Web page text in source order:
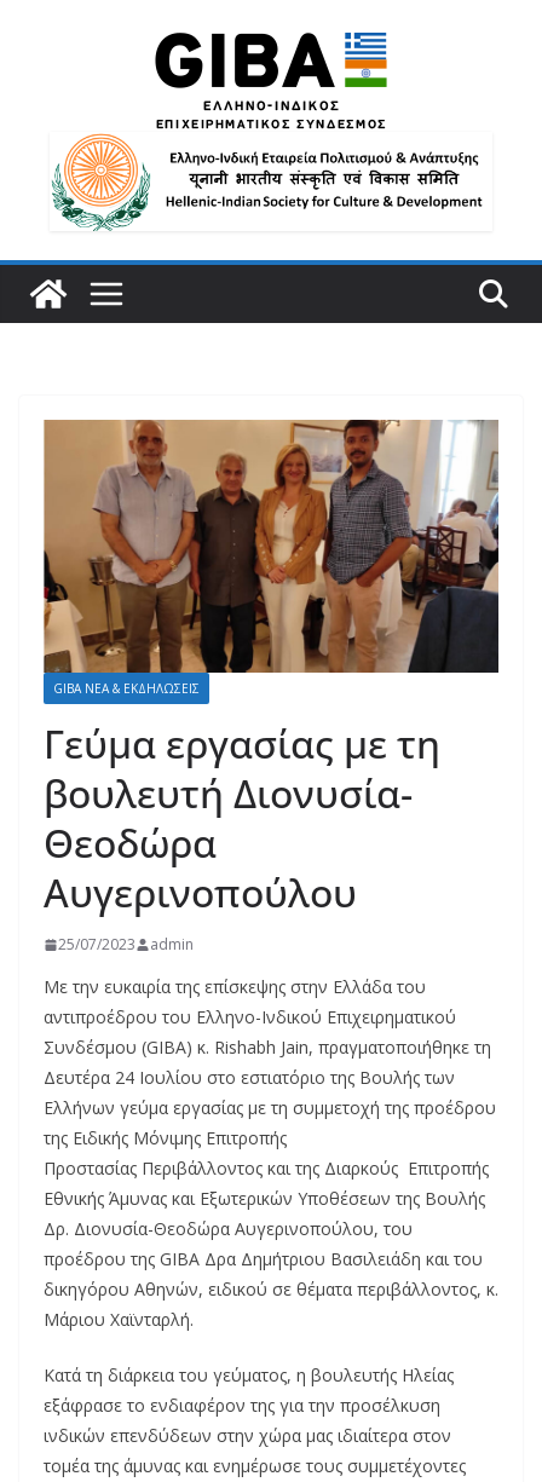
GIBA ΝΕΑ & ΕΚΔΗΛΩΣΕΙΣ
Γεύμα εργασίας με τη
βουλευτή Διονυσία-
Θεοδώρα
Αυγερινοπούλου
25/07/2023 admin
Με την ευκαιρία της επίσκεψης στην Ελλάδα του
αντιπροέδρου του Ελληνο-Ινδικού Επιχειρηματικού
Συνδέσμου (GIBA) κ. Rishabh Jain, πραγματοποιήθηκε τη
Δευτέρα 24 Ιουλίου στο εστιατόριο της Βουλής των
Ελλήνων γεύμα εργασίας με τη συμμετοχή της προέδρου
της Ειδικής Μόνιμης Επιτροπής
Προστασίας Περιβάλλοντος και της Διαρκούς Επιτροπής
Εθνικής Άμυνας και Εξωτερικών Υποθέσεων της Βουλής
Δρ. Διονυσία-Θεοδώρα Αυγερινοπούλου, του
προέδρου της GIBA Δρα Δημήτριου Βασιλειάδη και του
δικηγόρου Αθηνών, ειδικού σε θέματα περιβάλλοντος, κ.
Μάριου Χαϊνταρλή.
Κατά τη διάρκεια του γεύματος, η βουλευτής Ηλείας
εξάφρασε το ενδιαφέρον της για την προσέλκυση
ινδικών επενδύδεων στην χώρα μας ιδιαίτερα στον
τομέα της άμυνας και ενημέρωσε τους συμμετέχοντες